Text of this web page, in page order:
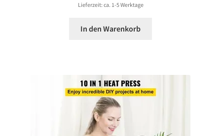
Lieferzeit: ca. 1-5 Werktage
In den Warenkorb